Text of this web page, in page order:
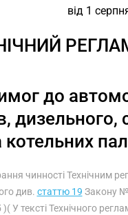
від 1
до
дизельного,
котельних
чинності Технічним
див. статтю 19 Закону №
У тексті Технічного